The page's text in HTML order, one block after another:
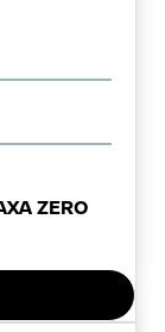
ZERO